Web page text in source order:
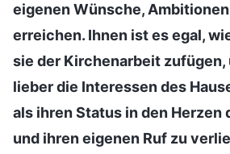
eigenen Wünsche,
erreichen. Ihnen ist es egal,
sie der Kirchenarbeit zufügen,
lieber die Interessen des
als ihren Status in den Herzen
und ihren eigenen Ruf zu